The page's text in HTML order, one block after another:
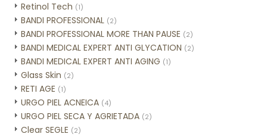
Retinol Tech (1)
BANDI PROFESSIONAL (2)
BANDI PROFESSIONAL MORE THAN PAUSE (2)
BANDI MEDICAL EXPERT ANTI GLYCATION (2)
BANDI MEDICAL EXPERT ANTI AGING (1)
Glass Skin (2)
RETI AGE (1)
URGO PIEL ACNEICA (4)
URGO PIEL SECA Y AGRIETADA (2)
Clear SEGLE (2)